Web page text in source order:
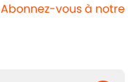
Abonnez-vous à notre